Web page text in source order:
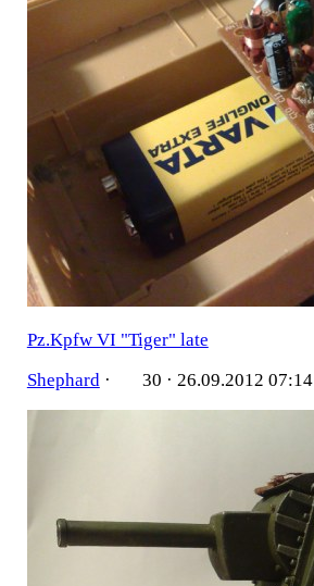
Pz.Kpfw VI "Tiger" late
Shephard· 30 · 26.09.2012 07:14